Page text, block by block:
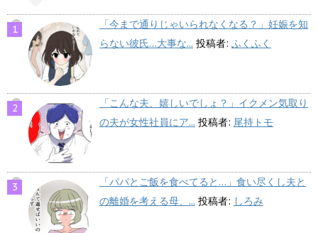
「今まで通りじゃいられなくなる？」妊娠を知
らない彼氏…大事な... 投稿者: ふくふく
「こんな夫、嬉しいでしょ？」イクメン気取り
の夫が女性社員にア... 投稿者: 尾持トモ
「パパとご飯を食べてると…」食い尽くし夫と
の離婚を考える母、... 投稿者: しろみ